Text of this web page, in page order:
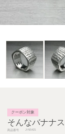
クーポン対象
そんなバナナ
商品番号 J-NS421